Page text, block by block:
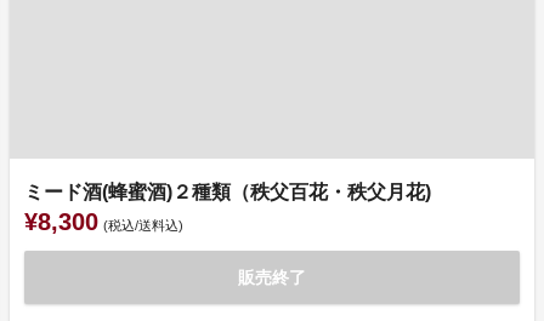
ミード酒(蜂蜜酒)２種類（秩父百花・秩父月花)
¥8,300 (税込/送料込)
販売終了